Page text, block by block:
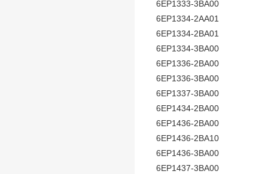
6EP1333-3BA00
6EP1334-2AA01
6EP1334-2BA01
6EP1334-3BA00
6EP1336-2BA00
6EP1336-3BA00
6EP1337-3BA00
6EP1434-2BA00
6EP1436-2BA00
6EP1436-2BA10
6EP1436-3BA00
6EP1437-3BA00